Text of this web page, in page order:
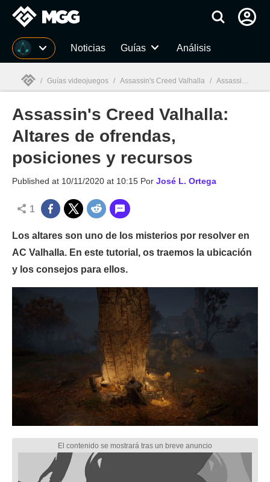
MGG Noticias Guías Análisis
MGG
/ Guías videojuegos / Assassin's Creed Valhalla / Assassin's Creed Valhalla: Altares de ofrendas, posiciones y recursos
Assassin's Creed Valhalla:
Altares de ofrendas,
posiciones y recursos
Published at 10/11/2020 at 10:15 Por José L. Ortega
1
Los altares son uno de los misterios por resolver en
AC Valhalla. En este tutorial, os traemos la ubicación
y los consejos para ellos.